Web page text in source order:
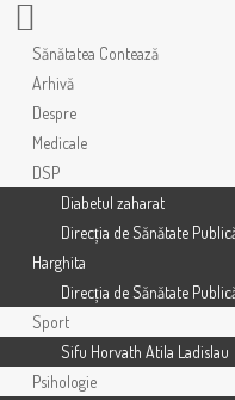
SCURTĂ
DOMENIUL
Sănătatea Contează
Arhivă
Despre
Medicale
DSP
Diabetul zaharat
Direcția de Sănătate
Harghita
Direcția de Sănătate
Sport
Sifu Horvath Atila Ladislau
Psihologie